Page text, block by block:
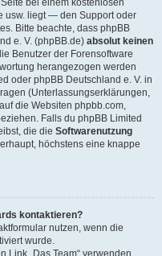
bei einem kostenlosen
usw. liegt — den Support oder
Bitte beachte, dass phpBB
e. V. (phpBB.de) absolut keinen
Benutzer der Forensoftware
herangezogen werden
oder phpBB Deutschland e. V. in
(Unterlassungserklärungen,
auf die Websiten phpbb.com,
Falls du phpBB Limited
die die Softwarenutzung
höchstens eine knappe
kontaktieren?
nutzen, wenn die
wurde.
„Das Team“ verwenden.